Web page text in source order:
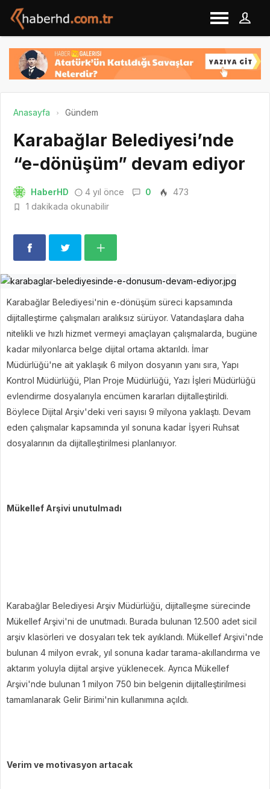
Anasayfa Gündem
Karabağlar Belediyesi’nde
“e-dönüşüm” devam ediyor
HaberHD 4 yıl önce 0
473
1 dakikada okunabilir
Karabağlar Belediyesi'nin e-dönüşüm süreci kapsamında
dijitalleştirme çalışmaları aralıksız sürüyor. Vatandaşlara daha
nitelikli ve hızlı hizmet vermeyi amaçlayan çalışmalarda, bugüne
kadar milyonlarca belge dijital ortama aktarıldı. İmar
Müdürlüğü'ne ait yaklaşık 6 milyon dosyanın yanı sıra, Yapı
Kontrol Müdürlüğü, Plan Proje Müdürlüğü, Yazı İşleri Müdürlüğü
evlendirme dosyalarıyla encümen kararları dijitalleştirildi.
Böylece Dijital Arşiv'deki veri sayısı 9 milyona yaklaştı. Devam
eden çalışmalar kapsamında yıl sonuna kadar İşyeri Ruhsat
dosyalarının da dijitalleştirilmesi planlanıyor.
Mükellef Arşivi unutulmadı
Karabağlar Belediyesi Arşiv Müdürlüğü, dijitalleşme sürecinde
Mükellef Arşivi'ni de unutmadı. Burada bulunan 12.500 adet sicil
arşiv klasörleri ve dosyaları tek tek ayıklandı. Mükellef Arşivi'nde
bulunan 4 milyon evrak, yıl sonuna kadar tarama-akıllandırma ve
aktarım yoluyla dijital arşive yüklenecek. Ayrıca Mükellef
Arşivi'nde bulunan 1 milyon 750 bin belgenin dijitalleştirilmesi
tamamlanarak Gelir Birimi'nin kullanımına açıldı.
Verim ve motivasyon artacak